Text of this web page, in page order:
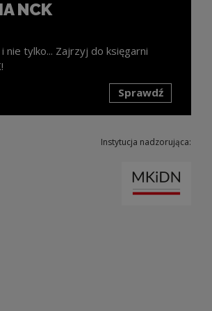
NCK
nie tylko... Zajrzyj do księgarni
Sprawdź
Instytucja nadzorująca: